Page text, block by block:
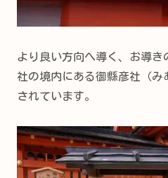
より良い方向へ導く、お導
社の境内にある御縣彦社（み
されています。